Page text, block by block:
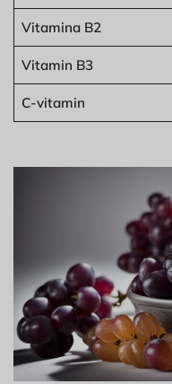
Vitamina B2
Vitamin B3
C-vitamin